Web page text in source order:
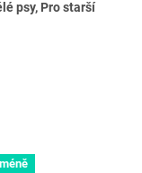
psy, Pro starší